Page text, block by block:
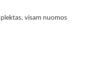
visam nuomos